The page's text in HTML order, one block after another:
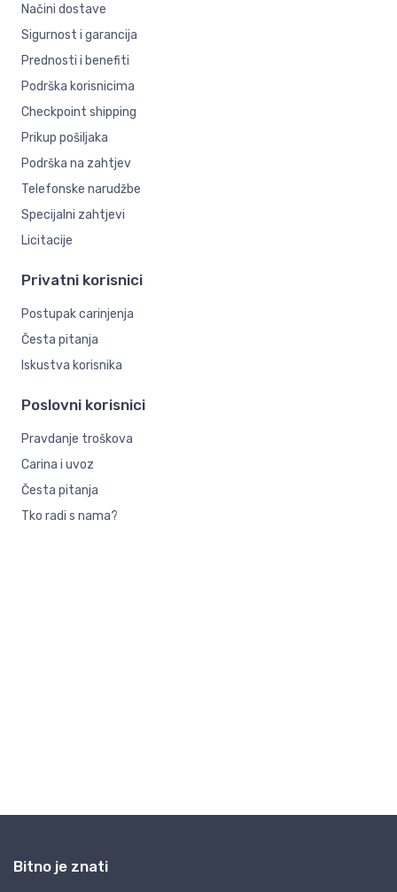
Načini dostave
Sigurnost i garancija
Prednosti i benefiti
Podrška korisnicima
Checkpoint shipping
Prikup pošiljaka
Podrška na zahtjev
Telefonske narudžbe
Specijalni zahtjevi
Licitacije
Privatni korisnici
Postupak carinjenja
Česta pitanja
Iskustva korisnika
Poslovni korisnici
Pravdanje troškova
Carina i uvoz
Česta pitanja
Tko radi s nama?
Bitno je znati